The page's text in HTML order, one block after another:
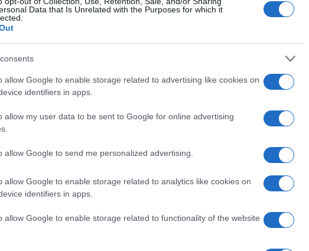
Data that Is Unrelated with the Purposes for which it
allow Google to enable storage related to advertising like cookies on
identifiers in apps.
allow my user data to be sent to Google for online advertising
allow Google to send me personalized advertising.
allow Google to enable storage related to analytics like cookies on
identifiers in apps.
allow Google to enable storage related to functionality of the website
inspirée des desserts de bistrot. Une
finir le repas.